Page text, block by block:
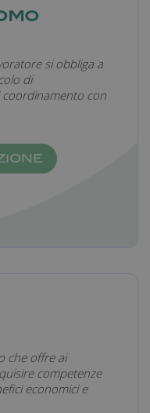
si obbliga a
di
coordinamento con
che offre ai
competenze
economici e